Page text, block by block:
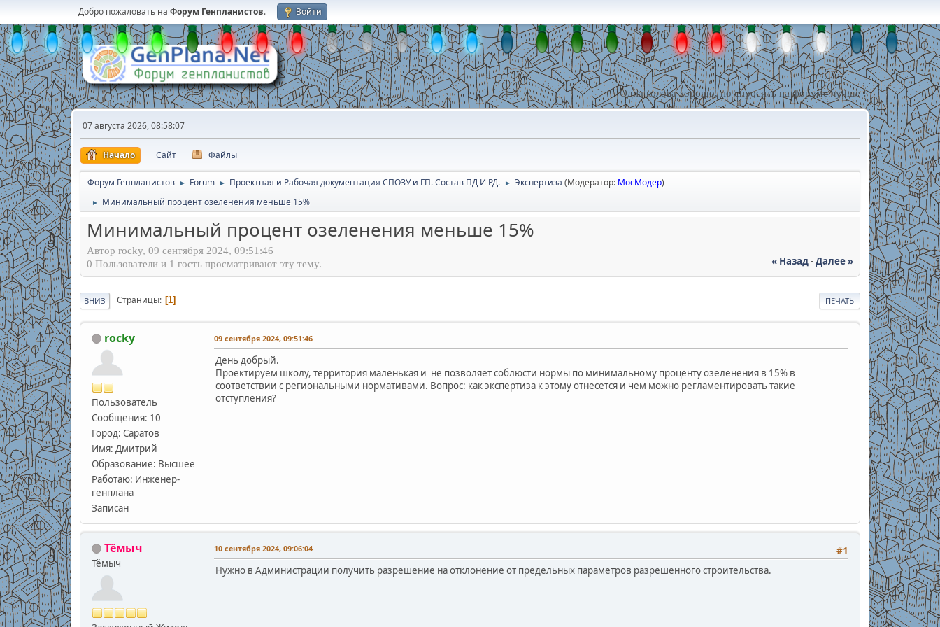
Добро пожаловать на Форум Генпланистов. Войти
Одна голова хорошо, но спросить на форуме лучше !
07 августа 2026, 08:58:07
Начало Сайт Файлы
Форум Генпланистов ► Forum ► Проектная и Рабочая документация СПОЗУ и ГП. Состав ПД И РД. ► Экспертиза (Модератор: МосМодер)
► Минимальный процент озеленения меньше 15%
Минимальный процент озеленения меньше 15%
Автор rocky, 09 сентября 2024, 09:51:46
« Назад-Далее »
0 Пользователи и 1 гость просматривают эту тему.
ПЕЧАТЬ
ВНИЗ Страницы 1
rocky
Пользователь
Сообщения: 10
Город: Саратов
Имя: Дмитрий
Образование: Высшее
Работаю: Инженер-
генплана
Записан
09 сентября 2024, 09:51:46
День добрый.
Проектируем школу, территория маленькая и не позволяет соблюсти нормы по минимальному проценту озеленения в 15% в
соответствии с региональными нормативами. Вопрос: как экспертиза к этому отнесется и чем можно регламентировать такие
отступления?
Тёмыч
Тёмыч
#1
10 сентября 2024, 09:06:04
Нужно в Администрации получить разрешение на отклонение от предельных параметров разрешенного строительства.